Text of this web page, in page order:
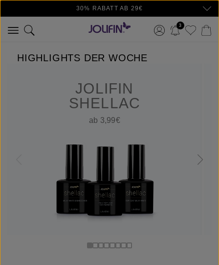
Zum Hauptinhalt springen30% RABATT AB 29€
3
HIGHLIGHTS DER WOCHE
JOLIFIN
SHELLAC
ab 3,99€